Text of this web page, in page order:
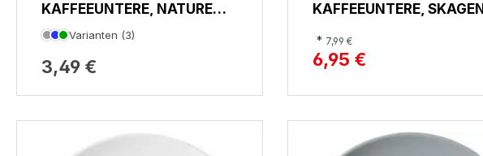
KAFFEEUNTERE, NATURE
COLLECTION
Varianten (3)
3,49 €
KAFFEEUNTERE, SKAGEN
* 7,99 €
6,95 €